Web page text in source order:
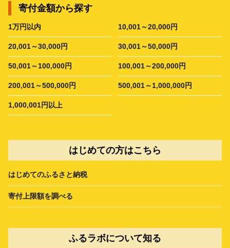
寄付金額から探す
1万円以内 10,001～20,000円
20,001～30,000円 30,001～50,000円
50,001～100,000円 100,001～200,000円
200,001～500,000円 500,001～1,000,000円
1,000,001円以上
はじめての方はこちら
はじめてのふるさと納税
寄付上限額を調べる
ふるラボについて知る